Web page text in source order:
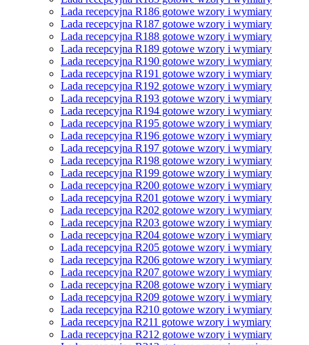
Lada recepcyjna R186 gotowe wzory i wymiary
Lada recepcyjna R187 gotowe wzory i wymiary
Lada recepcyjna R188 gotowe wzory i wymiary
Lada recepcyjna R189 gotowe wzory i wymiary
Lada recepcyjna R190 gotowe wzory i wymiary
Lada recepcyjna R191 gotowe wzory i wymiary
Lada recepcyjna R192 gotowe wzory i wymiary
Lada recepcyjna R193 gotowe wzory i wymiary
Lada recepcyjna R194 gotowe wzory i wymiary
Lada recepcyjna R195 gotowe wzory i wymiary
Lada recepcyjna R196 gotowe wzory i wymiary
Lada recepcyjna R197 gotowe wzory i wymiary
Lada recepcyjna R198 gotowe wzory i wymiary
Lada recepcyjna R199 gotowe wzory i wymiary
Lada recepcyjna R200 gotowe wzory i wymiary
Lada recepcyjna R201 gotowe wzory i wymiary
Lada recepcyjna R202 gotowe wzory i wymiary
Lada recepcyjna R203 gotowe wzory i wymiary
Lada recepcyjna R204 gotowe wzory i wymiary
Lada recepcyjna R205 gotowe wzory i wymiary
Lada recepcyjna R206 gotowe wzory i wymiary
Lada recepcyjna R207 gotowe wzory i wymiary
Lada recepcyjna R208 gotowe wzory i wymiary
Lada recepcyjna R209 gotowe wzory i wymiary
Lada recepcyjna R210 gotowe wzory i wymiary
Lada recepcyjna R211 gotowe wzory i wymiary
Lada recepcyjna R212 gotowe wzory i wymiary